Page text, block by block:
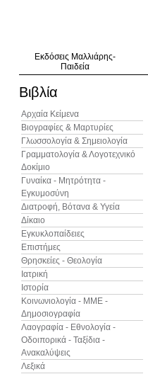
Εκδόσεις Μαλλιάρης-
Παιδεία
Βιβλία
Αρχαία Κείμενα
Βιογραφίες & Μαρτυρίες
Γλωσσολογία & Σημειολογία
Γραμματολογία & Λογοτεχνικό
Δοκίμιο
Γυναίκα - Μητρότητα -
Εγκυμοσύνη
Διατροφή, Βότανα & Υγεία
Δίκαιο
Εγκυκλοπαίδειες
Επιστήμες
Θρησκείες - Θεολογία
Ιατρική
Ιστορία
Κοινωνιολογία - ΜΜΕ -
Δημοσιογραφία
Λαογραφία - Εθνολογία -
Οδοιπορικά - Ταξίδια -
Ανακαλύψεις
Λεξικά